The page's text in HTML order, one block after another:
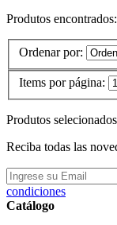
Produtos encontrados:
Ordenar por:
Items por página:
Produtos
Reciba todas las
condiciones
Catálogo